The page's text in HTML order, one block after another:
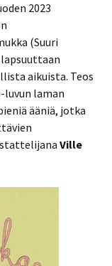
2023
(Suuri
lapsuuttaan
aikuista. Teos
luvun laman
ääniä, jotka
Ville